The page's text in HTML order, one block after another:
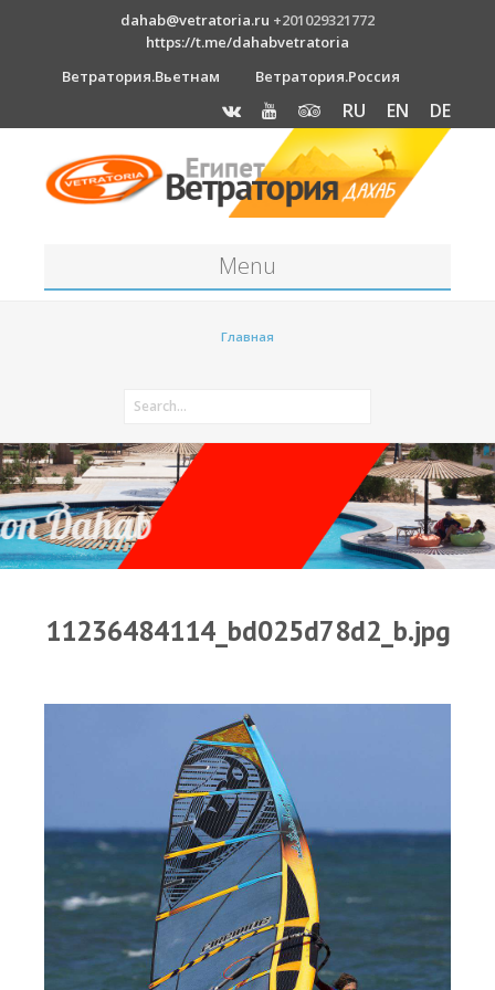
dahab@vetratoria.ru +201029321772
https://t.me/dahabvetratoria
Ветратория.Вьетнам
Ветратория.Россия
RU EN DE
Menu
Как к нам добраться?
Оборудование
Виртуальный тур Ганет Синай
Дахаб
ВиндСерфКидс
Новости
Медиа
Медиа архив
Фотки
Главная
11236484114_bd025d78d2_b.jpg